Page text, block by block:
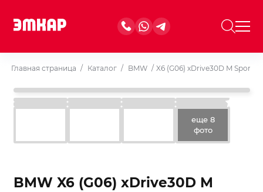
Главная страница / Каталог / BMW / X6 (G06) xDrive30D M Sports
еще 8
фото
BMW X6 (G06) xDrive30D M